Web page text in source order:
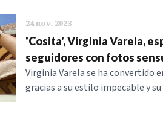
24 nov. 2023
'Cosita', Virginia Varela,
seguidores con fotos
Virginia Varela se ha convertido
gracias a su estilo impecable y